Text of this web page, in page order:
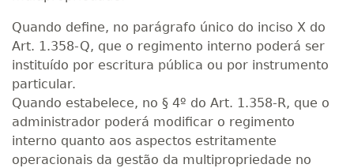
Quando define, no parágrafo único do inciso X do
Art. 1.358-Q, que o regimento interno poderá ser
instituído por escritura pública ou por instrumento
particular.
Quando estabelece, no § 4º do Art. 1.358-R, que o
administrador poderá modificar o regimento
interno quanto aos aspectos estritamente
operacionais da gestão da multipropriedade no